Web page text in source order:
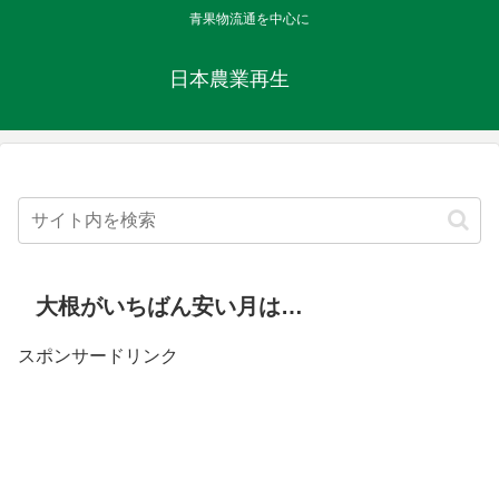
青果物流通を中心に
日本農業再生
大根がいちばん安い月は…
スポンサードリンク